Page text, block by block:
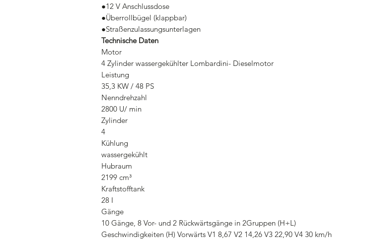
●12 V Anschlussdose
●Überrollbügel (klappbar)
●Straßenzulassungsunterlagen
Technische Daten
Motor
4 Zylinder wassergekühlter Lombardini- Dieselmotor
Leistung
35,3 KW / 48 PS
Nenndrehzahl
2800 U/ min
Zylinder
4
Kühlung
wassergekühlt
Hubraum
2199 cm³
Kraftstofftank
28 I
Gänge
10 Gänge, 8 Vor- und 2 Rückwärtsgänge in 2Gruppen (H+L)
Geschwindigkeiten (H) Vorwärts V1 8,67 V2 14,26 V3 22,90 V4 30 km/h